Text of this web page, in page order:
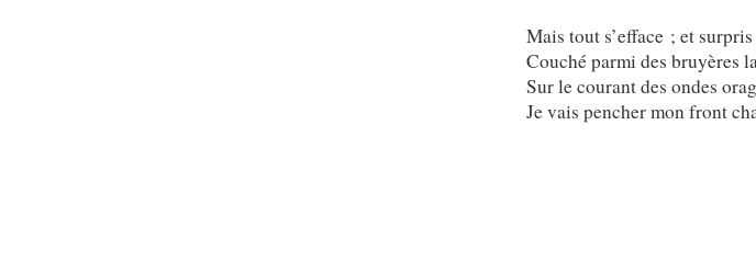
Mais tout s’efface ; et
Couché parmi des bruyères
Sur le courant des ondes
Je vais pencher mon front